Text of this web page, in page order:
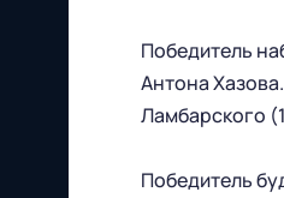
Победитель
Антона
Ламбарского
Победитель